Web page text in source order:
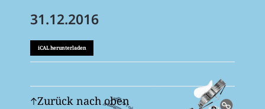
31.12.2016
iCAL herunterladen
Zurück nach oben